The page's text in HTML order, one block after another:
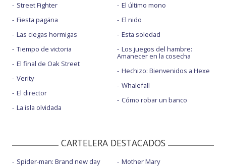
Street Fighter
Fiesta pagäna
Las ciegas hormigas
Tiempo de victoria
El final de Oak Street
Verity
El director
La isla olvidada
El último mono
El nido
Esta soledad
Los juegos del hambre:
Amanecer en la cosecha
Hechizo: Bienvenidos a Hexe
Whalefall
Cómo robar un banco
CARTELERA DESTACADOS
Spider-man: Brand new day
Mother Mary